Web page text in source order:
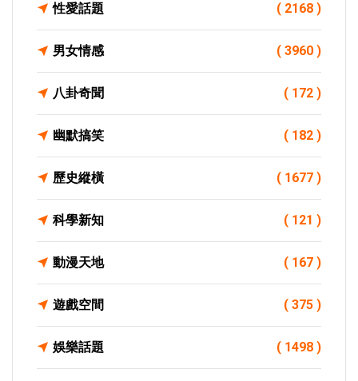
性愛話題 ( 2168 )
男女情感 ( 3960 )
八卦奇聞 ( 172 )
幽默搞笑 ( 182 )
歷史縱橫 ( 1677 )
科學新知 ( 121 )
動漫天地 ( 167 )
遊戲空間 ( 375 )
娛樂話題 ( 1498 )